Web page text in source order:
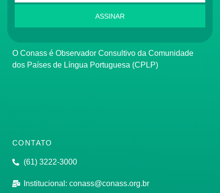
ASSINAR
O Conass é Observador Consultivo da Comunidade
dos Países de Língua Portuguesa (CPLP)
CONTATO
(61) 3222-3000
Institucional: conass@conass.org.br